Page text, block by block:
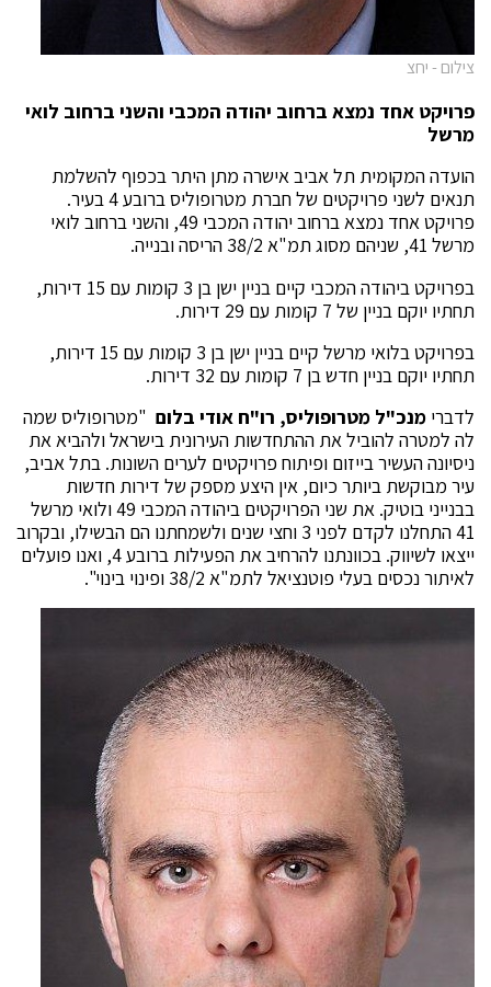
צילום - יחצ
פרויקט אחד נמצא ברחוב יהודה המכבי והשני ברחוב לואי
מרשל
הועדה המקומית תל אביב אישרה מתן היתר בכפוף להשלמת
תנאים לשני פרויקטים של חברת מטרופוליס ברובע 4 בעיר.
פרויקט אחד נמצא ברחוב יהודה המכבי 49, והשני ברחוב לואי
מרשל 41, שניהם מסוג תמ"א 38/2 הריסה ובנייה.
בפרויקט ביהודה המכבי קיים בניין ישן בן 3 קומות עם 15 דירות,
תחתיו יוקם בניין של 7 קומות עם 29 דירות.
בפרויקט בלואי מרשל קיים בניין ישן בן 3 קומות עם 15 דירות,
תחתיו יוקם בניין חדש בן 7 קומות עם 32 דירות.
לדברי מנכ"ל מטרופוליס, רו"ח אודי בלום "מטרופוליס שמה
לה למטרה להוביל את ההתחדשות העירונית בישראל ולהביא את
ניסיונה העשיר בייזום ופיתוח פרויקטים לערים השונות. בתל אביב,
עיר מבוקשת ביותר כיום, אין היצע מספק של דירות חדשות
בבנייני בוטיק. את שני הפרויקטים ביהודה המכבי 49 ולואי מרשל
41 התחלנו לקדם לפני 3 וחצי שנים ולשמחתנו הם הבשילו, ובקרוב
ייצאו לשיווק. בכוונתנו להרחיב את הפעילות ברובע 4, ואנו פועלים
לאיתור נכסים בעלי פוטנציאל לתמ"א 38/2 ופינוי בינוי".